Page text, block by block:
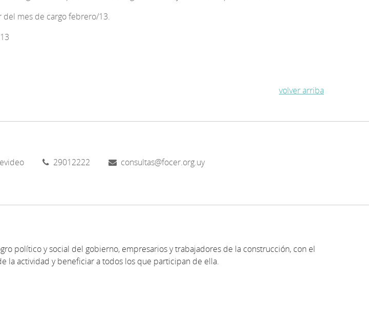
del mes de cargo febrero/13.
volver arriba
29012222 consultas@focer.org.uy
político y social del gobierno, empresarios y trabajadores de la construcción, con el
la actividad y beneficiar a todos los que participan de ella.